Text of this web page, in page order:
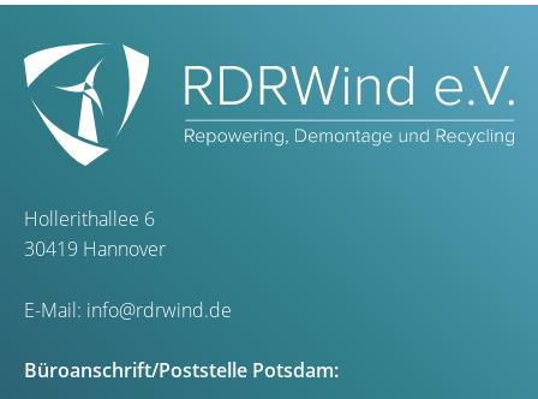
Hollerithallee 6
30419 Hannover
E-Mail: info@rdrwind.de
Büroanschrift/Poststelle Potsdam: